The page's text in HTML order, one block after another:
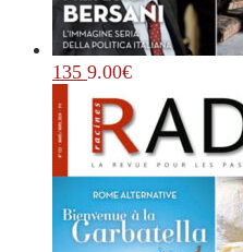
135 9.00€